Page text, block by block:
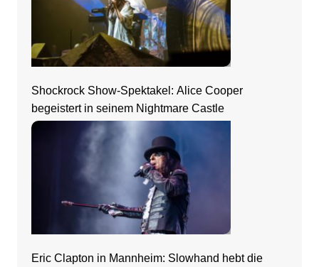
Shockrock Show-Spektakel: Alice Cooper
begeistert in seinem Nightmare Castle
Eric Clapton in Mannheim: Slowhand hebt die